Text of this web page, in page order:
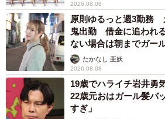
2026.08.08
原則ゆるっと週3勤務
鬼出勤 借金に追われ
ない場合は朝までガー
ストに取材】
たかなし 亜妖
2026.08.08
19歳でハライチ岩井勇
22歳元おはガール髪バ
すぎ」